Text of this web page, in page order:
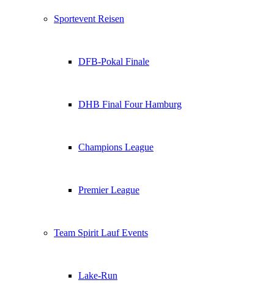
Sportevent Reisen
DFB-Pokal Finale
DHB Final Four Hamburg
Champions League
Premier League
Team Spirit Lauf Events
Lake-Run